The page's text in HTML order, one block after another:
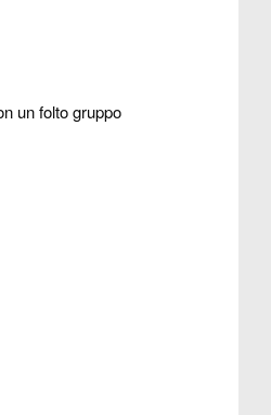
un folto gruppo